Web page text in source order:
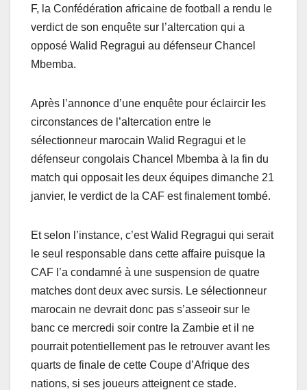
F, la Confédération africaine de football a rendu le
verdict de son enquête sur l’altercation qui a
opposé Walid Regragui au défenseur Chancel
Mbemba.
Après l’annonce d’une enquête pour éclaircir les
circonstances de l’altercation entre le
sélectionneur marocain Walid Regragui et le
défenseur congolais Chancel Mbemba à la fin du
match qui opposait les deux équipes dimanche 21
janvier, le verdict de la CAF est finalement tombé.
Et selon l’instance, c’est Walid Regragui qui serait
le seul responsable dans cette affaire puisque la
CAF l’a condamné à une suspension de quatre
matches dont deux avec sursis. Le sélectionneur
marocain ne devrait donc pas s’asseoir sur le
banc ce mercredi soir contre la Zambie et il ne
pourrait potentiellement pas le retrouver avant les
quarts de finale de cette Coupe d’Afrique des
nations, si ses joueurs atteignent ce stade.